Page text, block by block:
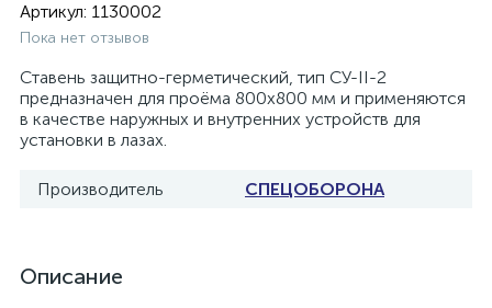
Артикул: 1130002
Пока нет отзывов
Ставень защитно-герметический, тип СУ-II-2
предназначен для проёма 800х800 мм и применяются
в качестве наружных и внутренних устройств для
установки в лазах.
Производитель СПЕЦОБОРОНА
Описание